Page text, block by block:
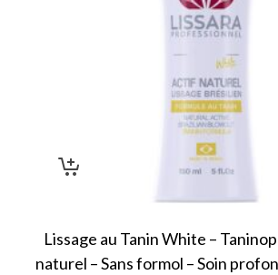
Lissage au Tanin White –
naturel – Sans formol – Soin